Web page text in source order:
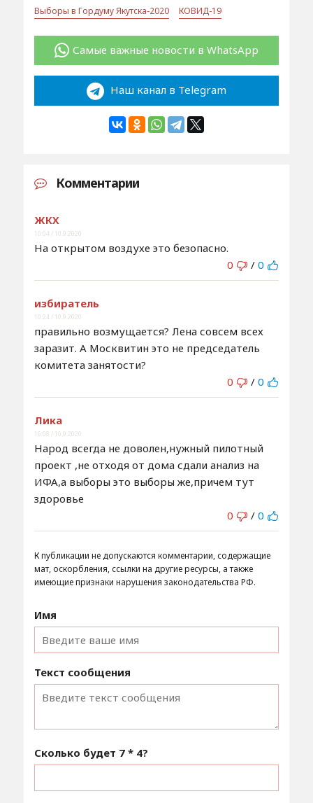
Выборы в Гордуму Якутска-2020 КОВИД-19
Самые важные новости в WhatsApp
Наш канал в Telegram
Комментарии
ЖКХ
10:04 / 10.9.2020
На открытом воздухе это безопасно.
0
/ 0
избиратель
10:24 / 10.9.2020
правильно возмущается? Лена совсем всех
заразит. А Москвитин это не председатель
комитета занятости?
0
/ 0
Лика
16:08 / 10.9.2020
Народ всегда не доволен,нужный пилотный
проект ,не отходя от дома сдали анализ на
ИФА,а выборы это выборы же,причем тут
здоровье
0
/ 0
К публикации не допускаются комментарии, содержащие
мат, оскорбления, ссылки на другие ресурсы, а также
имеющие признаки нарушения законодательства РФ.
Имя
Текст сообщения
Сколько будет 7 * 4?